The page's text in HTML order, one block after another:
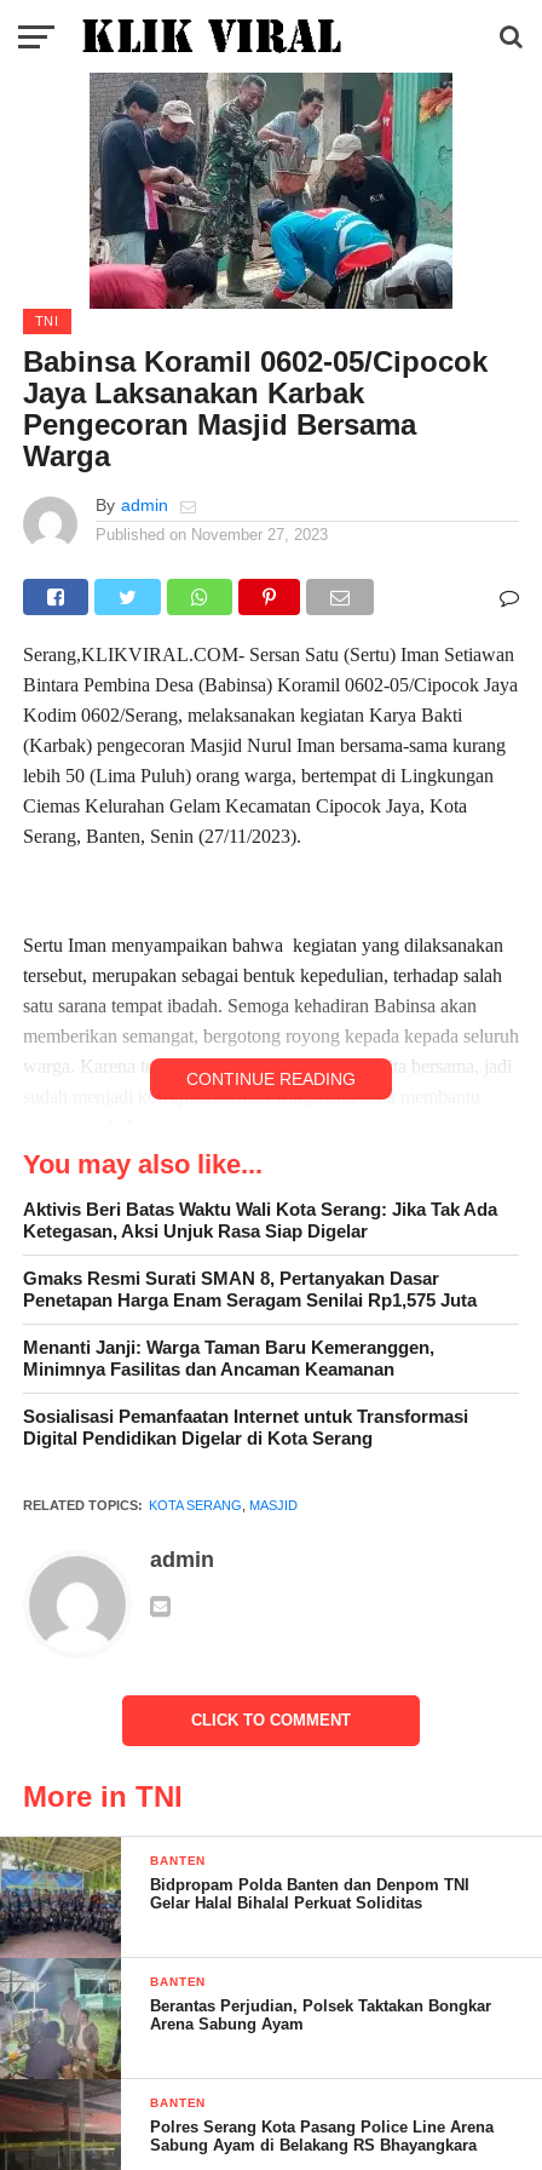
TNI
Babinsa Koramil 0602-05/Cipocok
Jaya Laksanakan Karbak
Pengecoran Masjid Bersama
Warga
By admin
Published on November 27, 2023
Serang,KLIKVIRAL.COM- Sersan Satu (Sertu) Iman Setiawan
Bintara Pembina Desa (Babinsa) Koramil 0602-05/Cipocok Jaya
Kodim 0602/Serang, melaksanakan kegiatan Karya Bakti
(Karbak) pengecoran Masjid Nurul Iman bersama-sama kurang
lebih 50 (Lima Puluh) orang warga, bertempat di Lingkungan
Ciemas Kelurahan Gelam Kecamatan Cipocok Jaya, Kota
Serang, Banten, Senin (27/11/2023).
Sertu Iman menyampaikan bahwa kegiatan yang dilaksanakan
tersebut, merupakan sebagai bentuk kepedulian, terhadap salah
satu sarana tempat ibadah. Semoga kehadiran Babinsa akan
memberikan semangat, bergotong royong kepada kepada seluruh
warga. Karena tempat ibadah ini, adalah milik kita bersama, jadi
sudah menjadi kewajiban semua warga ikut serta membantu
” Tentunya melalui kegiatan ini, maka akan tercipta hubungan
Sehingga akan selalu tercipta kemanunggalan, antara TNI
dengan rakyat. Karena itu, Kami akan selalu hadir ditengah
kesulitan warga dan menjadi solusi,” jelasnya.
Semua adalah sesuai perintah, dari Komandan Kodim (Dandim)
0602/Serang Letnan Kolonel (Letkol) Inf Mulyo Junaidi, S.E.,
M.Tr (Han), kepada Danramil Kapten Caj (K) Susanti Martalia
yang disampaikan ke seluruh Babinsa,” ungkapnya.
Lanjutnya arahan lainnya dalam pelaksanaan tugas pun, selalu
berpedoman kepada 8 (Delapan) Wajib
TNI. Salah satunya yang Kedelapan, berbunyi ” Menjadi
Contoh Dan Memelopori Usaha-Usaha Untuk Mengatasi
Kesulitan Rakyat Sekelilingnya”.
” Kami berharap, hadirnya Babinsa ditengah-tengah warga, akan
CONTINUE READING
You may also like...
Aktivis Beri Batas Waktu Wali Kota Serang: Jika Tak Ada
Ketegasan, Aksi Unjuk Rasa Siap Digelar
Gmaks Resmi Surati SMAN 8, Pertanyakan Dasar
Penetapan Harga Enam Seragam Senilai Rp1,575 Juta
Menanti Janji: Warga Taman Baru Kemeranggen,
Minimnya Fasilitas dan Ancaman Keamanan
Sosialisasi Pemanfaatan Internet untuk Transformasi
Digital Pendidikan Digelar di Kota Serang
RELATED TOPICS: KOTA SERANG MASJID
admin
CLICK TO COMMENT
More in TNI
BANTEN
Bidpropam Polda Banten dan Denpom TNI
Gelar Halal Bihalal Perkuat Soliditas
BANTEN
Berantas Perjudian, Polsek Taktakan Bongkar
Arena Sabung Ayam
BANTEN
Polres Serang Kota Pasang Police Line Arena
Sabung Ayam di Belakang RS Bhayangkara